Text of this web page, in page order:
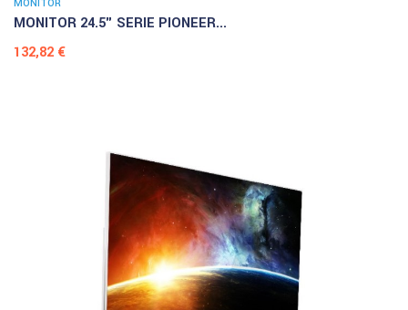
MONITOR
MONITOR 24.5" SERIE PIONEER...
Prezzo
132,82 €